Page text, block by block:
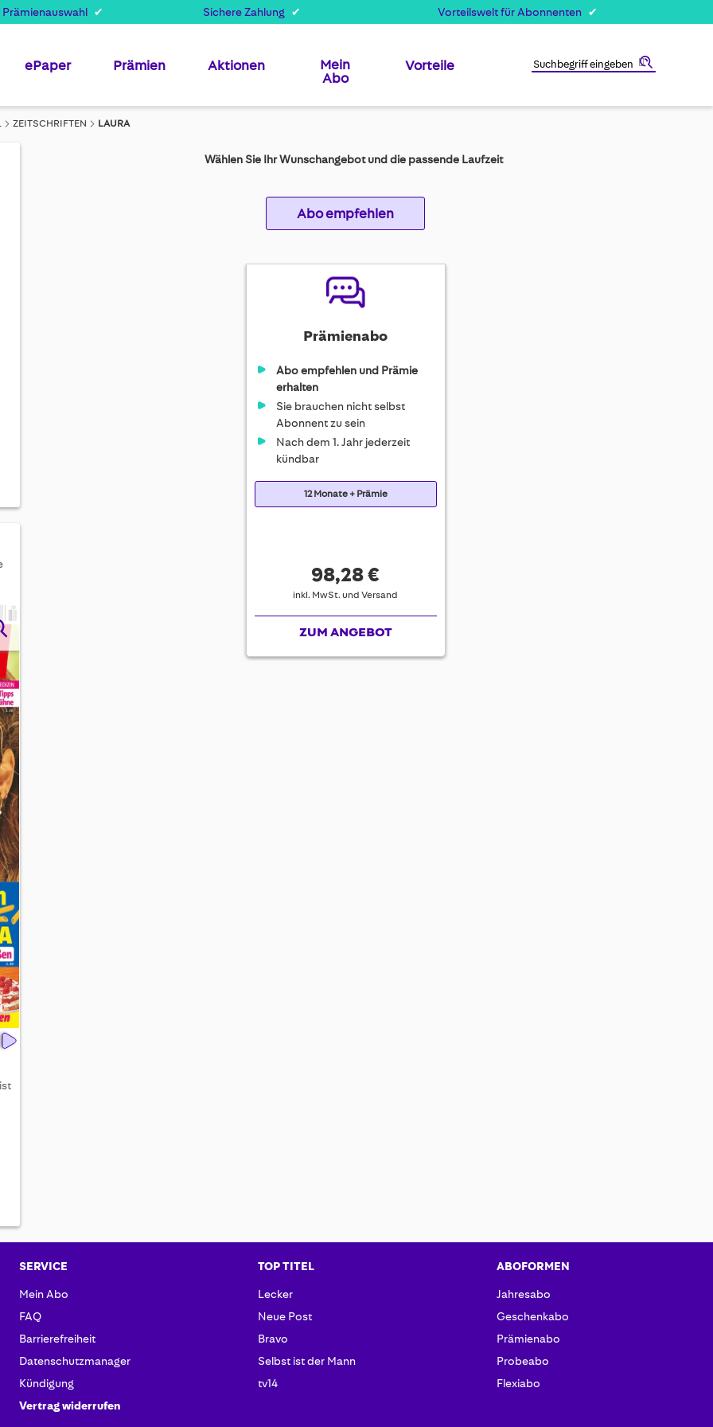
Prämienauswahl Sichere Zahlung Vorteilswelt für Abonnenten
ePaper Prämien Aktionen
Mein
Abo
Vorteile
ZEITSCHRIFTEN LAURA
Wählen Sie Ihr Wunschangebot und die passende Laufzeit
Abo empfehlen
Prämienabo
Abo empfehlen und Prämie
erhalten
Sie brauchen nicht selbst
Abonnent zu sein
Nach dem 1. Jahr jederzeit
kündbar
12 Monate + Prämie
98,28 €
inkl. MwSt. und Versand
ZUM ANGEBOT
SERVICE
Mein Abo
FAQ
Barrierefreiheit
Datenschutzmanager
Kündigung
Vertrag widerrufen
TOP TITEL
Lecker
Neue Post
Bravo
Selbst ist der Mann
tv14
ABOFORMEN
Jahresabo
Geschenkabo
Prämienabo
Probeabo
Flexiabo